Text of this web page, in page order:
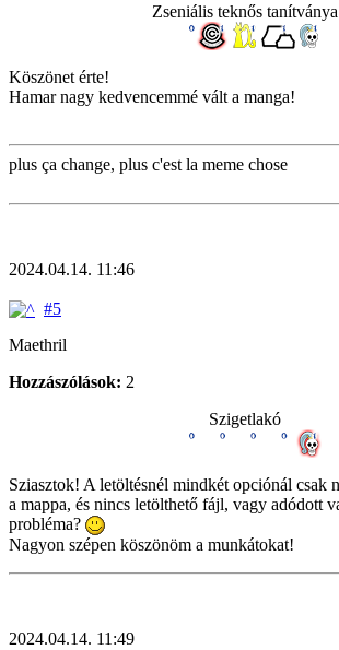
Zseniális teknős tanítványa
Köszönet érte!
Hamar nagy kedvencemmé vált a manga!
plus ça change, plus c'est la meme chose
2024.04.14. 11:46
#5
Maethril
Hozzászólások: 2
Szigetlakó
Sziasztok! A letöltésnél mindkét opciónál csak
a mappa, és nincs letölthető fájl, vagy adódott
probléma?
Nagyon szépen köszönöm a munkátokat!
2024.04.14. 11:49